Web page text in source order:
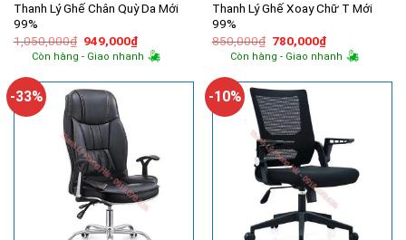
Thanh Lý Ghế Chân Quỳ Da Mới
99%
1,050,000₫ Giá
gốc
là:
949,000₫Giá
hiện
tại
949,000₫.
Còn hàng - Giao nhanh
Thanh Lý Ghế Xoay Chữ T Mới
99%
850,000₫ Giá
gốc
là:
780,000₫Giá
hiện
tại
780,000₫.
Còn hàng - Giao nhanh
-33% -10%